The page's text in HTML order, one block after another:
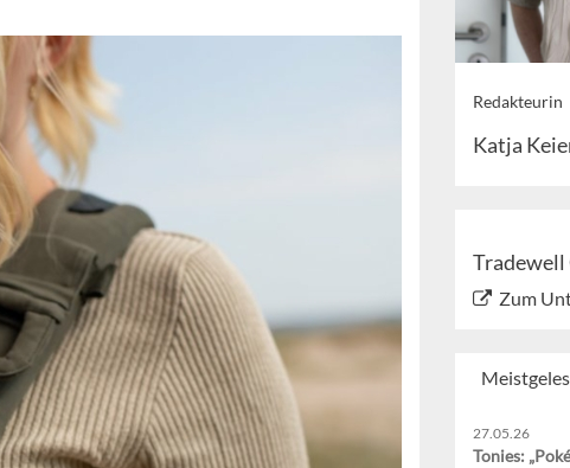
Redakteurin
Katja
Tradewell
Zum
27.05.26
Tonies: